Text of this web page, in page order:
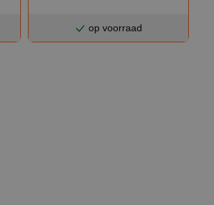
op voorraad